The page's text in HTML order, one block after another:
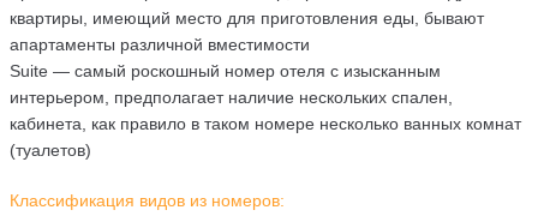
квартиры, имеющий место для приготовления еды, бывают
апартаменты различной вместимости
Suite — самый роскошный номер отеля с изысканным
интерьером, предполагает наличие нескольких спален,
кабинета, как правило в таком номере несколько ванных комнат
(туалетов)
Классификация видов из номеров: